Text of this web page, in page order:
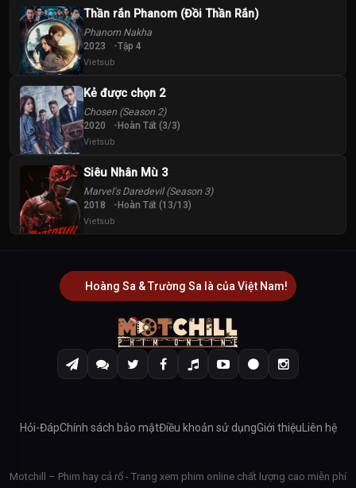
Thần rắn Phanom (Đồi Thần Rắn)
Phanom Nakha
2023 Tập 4
Vietsub
Kẻ được chọn 2
Chosen (Season 2)
2020 Hoàn Tất (3/3)
Vietsub
Siêu Nhân Mù 3
Marvel's Daredevil (Season 3)
2018 Hoàn Tất (13/13)
Vietsub
Hoàng Sa & Trường Sa là của Việt Nam!
Hỏi-ĐápChính sách bảo mậtĐiều khoản sử dụngGiới thiệu Liên hệ
Motchill – Phim hay cả rổ - Trang xem phim online chất lượng cao miễn phí